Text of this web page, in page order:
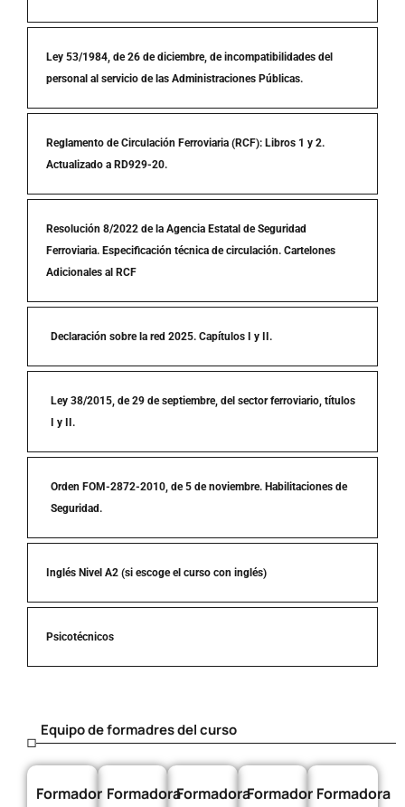
Ley 53/1984, de 26 de diciembre, de incompatibilidades del
personal al servicio de las Administraciones Públicas.
Reglamento de Circulación Ferroviaria (RCF): Libros 1 y 2.
Actualizado a RD929-20.
Resolución 8/2022 de la Agencia Estatal de Seguridad
Ferroviaria. Especificación técnica de circulación. Cartelones
Adicionales al RCF
Declaración sobre la red 2025. Capítulos I y II.
Ley 38/2015, de 29 de septiembre, del sector ferroviario, títulos
I y II.
Orden FOM-2872-2010, de 5 de noviembre. Habilitaciones de
Seguridad.
Inglés Nivel A2 (si escoge el curso con inglés)
Psicotécnicos
Equipo de formadres del curso
Formador FormadoraFormadoraFormador Formadora